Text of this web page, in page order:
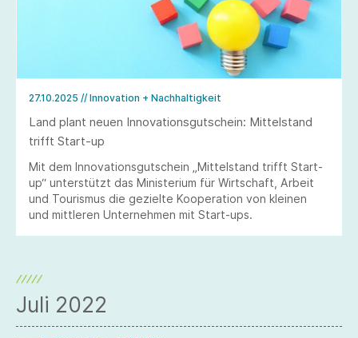
27.10.2025 // Innovation + Nachhaltigkeit
Land plant neuen Innovationsgutschein: Mittelstand
trifft Start-up
Mit dem Innovationsgutschein „Mittelstand trifft Start-
up“ unterstützt das Ministerium für Wirtschaft, Arbeit
und Tourismus die gezielte Kooperation von kleinen
und mittleren Unternehmen mit Start-ups.
Juli 2022